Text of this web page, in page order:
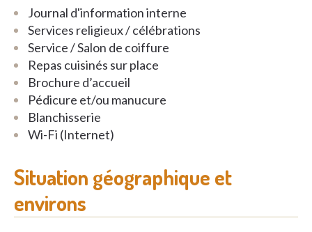
Journal d'information interne
Services religieux / célébrations
Service / Salon de coiffure
Repas cuisinés sur place
Brochure d’accueil
Pédicure et/ou manucure
Blanchisserie
Wi-Fi (Internet)
Situation géographique et
environs